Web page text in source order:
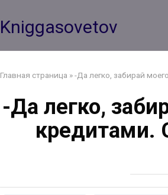
Kniggasovetov
Главная страница »-Да легко, забирай
-Да легко,
кредитами.